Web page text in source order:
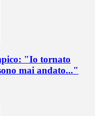
"Io tornato
mai andato..."